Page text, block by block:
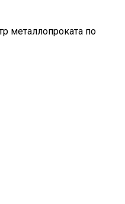
металлопроката по